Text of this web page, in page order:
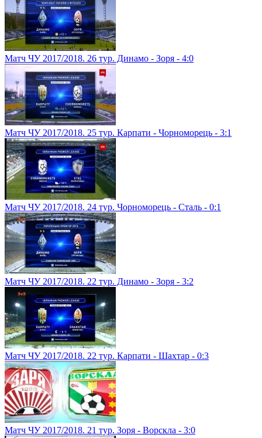
Матч ЧУ 2017/2018. 26 тур. Динамо - Зоря - 4:0
Матч ЧУ 2017/2018. 25 тур. Карпати - Чорноморець - 3:1
Матч ЧУ 2017/2018. 24 тур. Чорноморець - Сталь - 0:1
Матч ЧУ 2017/2018. 22 тур. Динамо - Зоря - 3:2
Матч ЧУ 2017/2018. 22 тур. Карпати - Шахтар - 0:3
Матч ЧУ 2017/2018. 21 тур. Зоря - Ворскла - 3:0